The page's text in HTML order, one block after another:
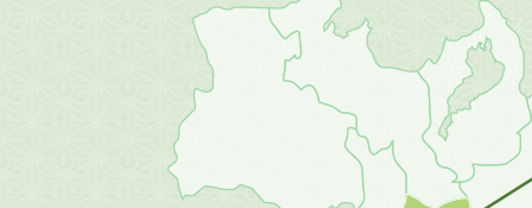
畿
地
方
の